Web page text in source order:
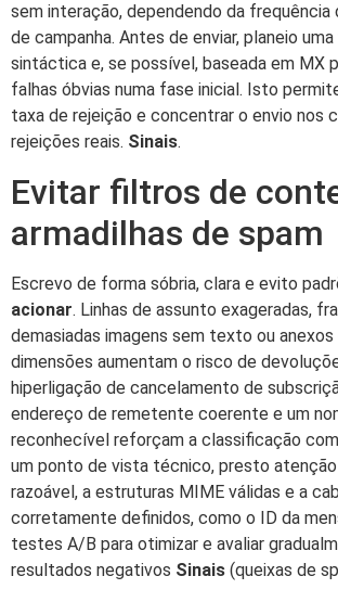
sem interação, dependendo da frequência
de campanha. Antes de enviar, planeio
sintáctica e, se possível, baseada em MX
falhas óbvias numa fase inicial. Isto
taxa de rejeição e concentrar o envio nos
rejeições reais. Sinais.
Evitar filtros de
armadilhas de spam
Escrevo de forma sóbria, clara e evito
acionar. Linhas de assunto exageradas,
demasiadas imagens sem texto ou anexos
dimensões aumentam o risco de
hiperligação de cancelamento de
endereço de remetente coerente e um
reconhecível reforçam a classificação
um ponto de vista técnico, presto atenção
razoável, a estruturas MIME válidas e a
corretamente definidos, como o ID da
testes A/B para otimizar e avaliar
resultados negativos Sinais (queixas de